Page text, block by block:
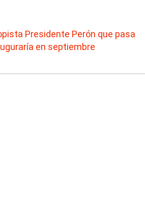
Presidente Perón que pasa
en septiembre